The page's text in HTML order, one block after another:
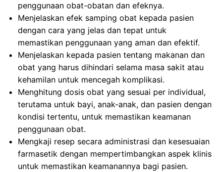
penggunaan obat-obatan dan efeknya.
Menjelaskan efek samping obat kepada pasien
dengan cara yang jelas dan tepat untuk
memastikan penggunaan yang aman dan efektif.
Menjelaskan kepada pasien tentang makanan dan
obat yang harus dihindari selama masa sakit atau
kehamilan untuk mencegah komplikasi.
Menghitung dosis obat yang sesuai per individual,
terutama untuk bayi, anak-anak, dan pasien dengan
kondisi tertentu, untuk memastikan keamanan
penggunaan obat.
Mengkaji resep secara administrasi dan kesesuaian
farmasetik dengan mempertimbangkan aspek klinis
untuk memastikan keamanannya bagi pasien.